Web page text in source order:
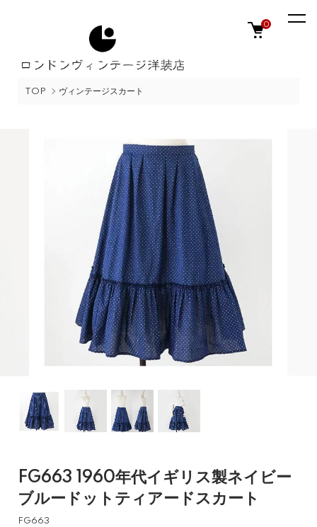
0
TOP ヴィンテージスカート
FG663 1960年代イギリス製ネイビー
ブルードットティアードスカート
FG663